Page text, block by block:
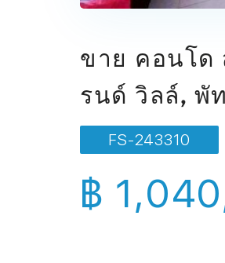
ขาย คอนโด
รนด์ วิลล์, พั
FS-243310
฿